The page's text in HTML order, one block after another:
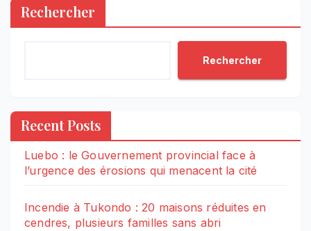
Rechercher
Rechercher
Recent Posts
Luebo : le Gouvernement provincial face à
l’urgence des érosions qui menacent la cité
Incendie à Tukondo : 20 maisons réduites en
cendres, plusieurs familles sans abri